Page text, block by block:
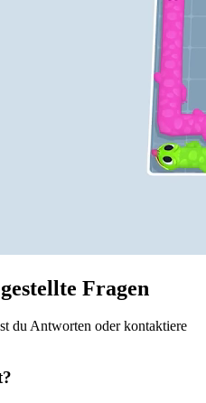
Fragen
du Antworten oder kontaktiere